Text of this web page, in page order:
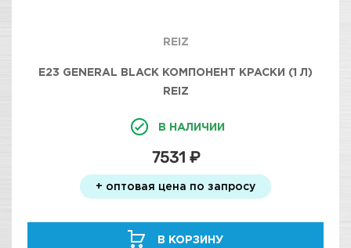
REIZ
E23 GENERAL BLACK КОМПОНЕНТ КРАСКИ (1 Л)
REIZ
В НАЛИЧИИ
7531 ₽
+ оптовая цена по запросу
В КОРЗИНУ